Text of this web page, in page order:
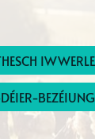
BEZÉIUNG